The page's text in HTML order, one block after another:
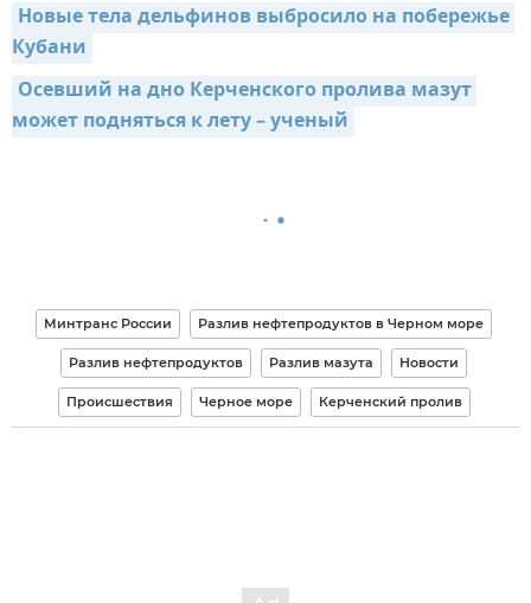
Новые тела дельфинов выбросило на побережье
Кубани
Осевший на дно Керченского пролива мазут
может подняться к лету – ученый
Минтранс России Разлив нефтепродуктов в Черном море
Разлив нефтепродуктов Разлив мазута Новости
Происшествия Черное море Керченский пролив